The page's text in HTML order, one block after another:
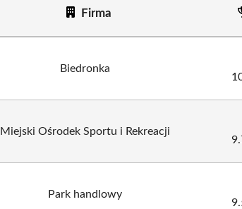
Firma
Biedronka
Miejski Ośrodek Sportu i Rekreacji
Park handlowy